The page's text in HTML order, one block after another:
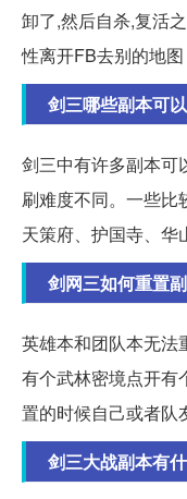
卸了,然后自杀,复活
性离开FB去别的地图
剑三哪些副本可
剑三中有许多副本可
刷难度不同。一些比
天策府、护国寺、华
剑网三如何重置
英雄本和团队本无法
有个武林密境点开有
置的时候自己或者队
剑三大战副本有